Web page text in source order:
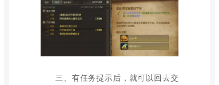
三、有任务提示后，就可以回去交